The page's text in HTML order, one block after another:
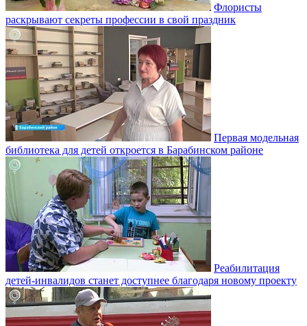
Флористы
раскрывают секреты профессии в свой праздник
Первая модельная
библиотека для детей откроется в Барабинском районе
Реабилитация
детей-инвалидов станет доступнее благодаря новому проекту